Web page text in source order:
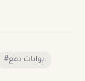
#بوابات دفع